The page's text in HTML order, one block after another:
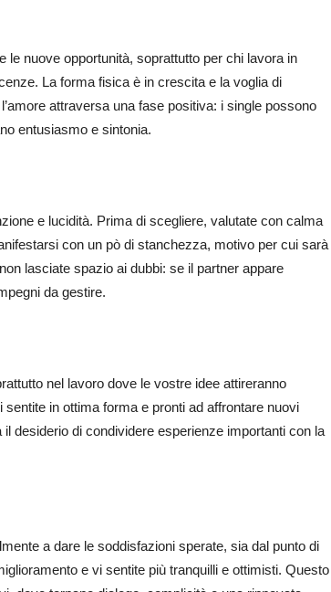
le nuove opportunità, soprattutto per chi lavora in
La forma fisica è in crescita e la voglia di
attraversa una fase positiva: i single possono
entusiasmo e sintonia.
e lucidità. Prima di scegliere, valutate con calma
con un pò di stanchezza, motivo per cui sarà
lasciate spazio ai dubbi: se il partner appare
da gestire.
nel lavoro dove le vostre idee attireranno
in ottima forma e pronti ad affrontare nuovi
desiderio di condividere esperienze importanti con la
a dare le soddisfazioni sperate, sia dal punto di
e vi sentite più tranquilli e ottimisti. Questo